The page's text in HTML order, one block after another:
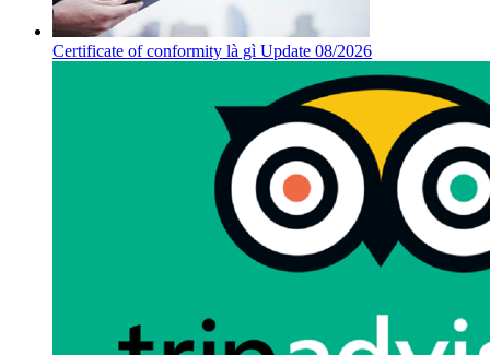
Certificate of conformity là gì Update 08/2026